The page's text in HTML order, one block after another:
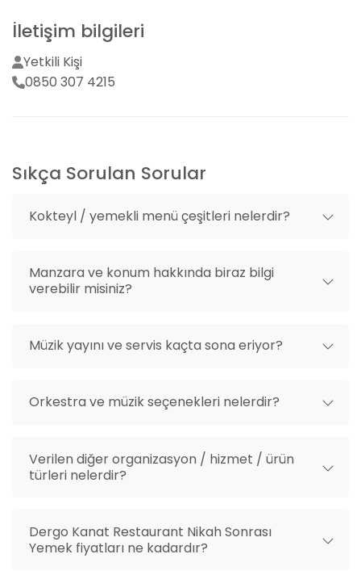
sizi bekliyor. Müziğin ve eğlencenin doruklarını
yaşayacağınız bu özel mekanda, tüm detaylar sizin
mutluluğunuz için düşünülmüştür. Eğlencenin bitiş
saati olan 01:00'e kadar doyasıya dans edebilir ve
Mekan dışı organizasyon getirme
After party alanı
İletişim bilgileri
Yetkili Kişi
0850 307 4215
Sıkça Sorulan Sorular
Kokteyl / yemekli menü çeşitleri nelerdir?
Manzara ve konum hakkında biraz bilgi
verebilir misiniz?
Müzik yayını ve servis kaçta sona eriyor?
Orkestra ve müzik seçenekleri nelerdir?
Verilen diğer organizasyon / hizmet / ürün
türleri nelerdir?
Dergo Kanat Restaurant Nikah Sonrası
Yemek fiyatları ne kadardır?